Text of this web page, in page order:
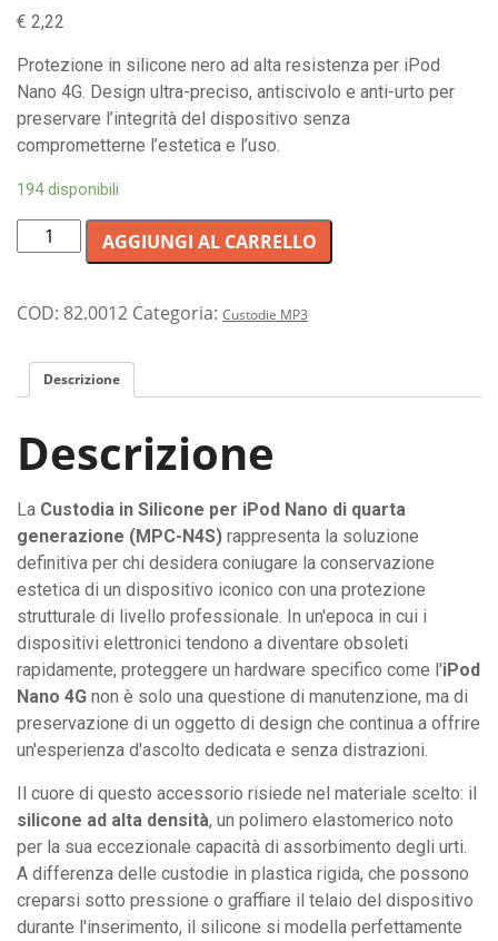
€ 2,22
Protezione in silicone nero ad alta resistenza per iPod
Nano 4G. Design ultra-preciso, antiscivolo e anti-urto per
preservare l’integrità del dispositivo senza
comprometterne l’estetica e l’uso.
194 disponibili
Custodia
protettiva
silicone
per
iPod
di
quarta
generazione
AGGIUNGI AL CARRELLO
COD: 82.0012 Categoria: Custodie MP3
Descrizione
Descrizione
La Custodia in Silicone per iPod Nano di quarta
generazione (MPC-N4S) rappresenta la soluzione
definitiva per chi desidera coniugare la conservazione
estetica di un dispositivo iconico con una protezione
strutturale di livello professionale. In un'epoca in cui i
dispositivi elettronici tendono a diventare obsoleti
rapidamente, proteggere un hardware specifico come l'iPod
Nano 4G non è solo una questione di manutenzione, ma di
preservazione di un oggetto di design che continua a offrire
un'esperienza d'ascolto dedicata e senza distrazioni.
Il cuore di questo accessorio risiede nel materiale scelto: il
silicone ad alta densità, un polimero elastomerico noto
per la sua eccezionale capacità di assorbimento degli urti.
A differenza delle custodie in plastica rigida, che possono
creparsi sotto pressione o graffiare il telaio del dispositivo
durante l'inserimento, il silicone si modella perfettamente